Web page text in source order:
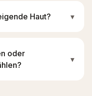
Haut? ▾
oder
▾